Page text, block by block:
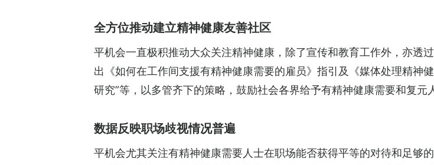
全方位推动建立精神健康友善社区
平机会一直极积推动大众关注精神健康，除了宣传和教育工作外，亦透
出《如何在工作间支援有精神健康需要的雇员》指引及《媒体处理精神
研究”等，以多管齐下的策略，鼓励社会各界给予有精神健康需要和复元
数据反映职场歧视情况普遍
平机会尤其关注有精神健康需要人士在职场能否获得平等的对待和足够